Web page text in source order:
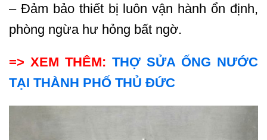
– Đảm bảo thiết bị luôn vận hành ổn định,
phòng ngừa hư hỏng bất ngờ.
=> XEM THÊM: THỢ SỬA ỐNG NƯỚC
TẠI THÀNH PHỐ THỦ ĐỨC